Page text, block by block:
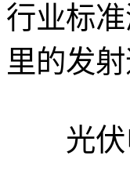
行业标
里的发
光伏电